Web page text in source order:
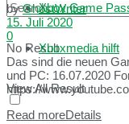
No Result
View All Result
Xbox Game
Xboxmedia hilft
by GhostWriter
15. Juli 2020
0
Das sind die neuen
und PC: 16.07.2020
https://
Read moreDetails